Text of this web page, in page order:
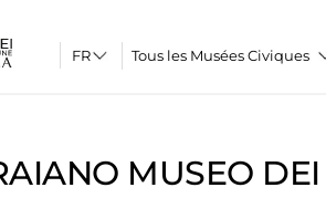
Tous les Musées Civiques
MUSEO